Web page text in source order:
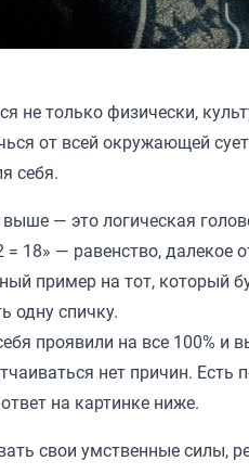
не только физически,
от всей окружающей
себя.
выше — это логическая
18» — равенство, далекое
пример на тот, который
одну спичку.
проявили на все 100% и
нет причин.
на картинке ниже.
свои умственные силы,